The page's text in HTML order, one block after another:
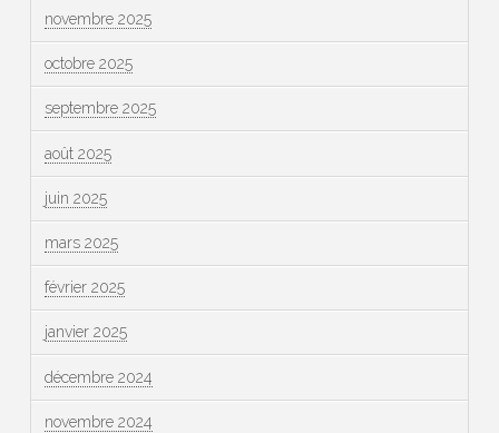
novembre 2025
octobre 2025
septembre 2025
août 2025
juin 2025
mars 2025
février 2025
janvier 2025
décembre 2024
novembre 2024